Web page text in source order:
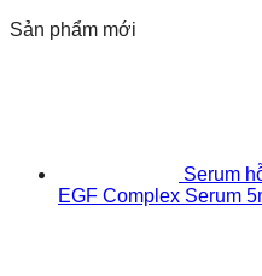
Sản phẩm mới
Serum
EGF Complex Serum